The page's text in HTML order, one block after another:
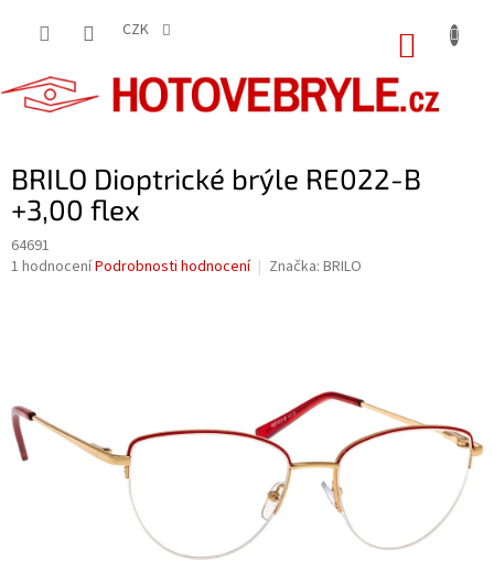
CZK
BRILO Dioptrické brýle RE022-B
+3,00 flex
64691
Průměrné
hvězdiček.
1 hodnoceníPodrobnosti hodnocení Značka: BRILO